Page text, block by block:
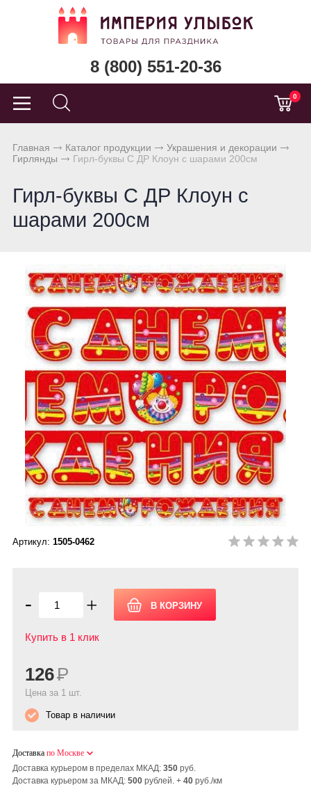
8 (800) 551-20-36
0
Главная Каталог продукции
Украшения и декорации
Гирлянды
Гирл-буквы С ДР Клоун с шарами 200см
Гирл-буквы С ДР Клоун с
шарами 200см
Артикул: 1505-0462
- +
Купить в 1 клик
126Р
Цена за 1 шт.
Товар в наличии
Доставка по Москве
Доставка курьером в пределах МКАД: 350 руб.
Доставка курьером за МКАД: 500 рублей. + 40 руб./км